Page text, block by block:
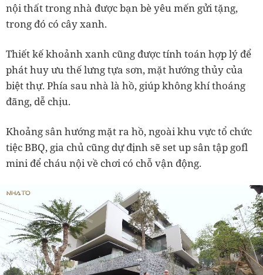
nội thất trong nhà được bạn bè yêu mến gửi tặng,
trong đó có cây xanh.
Thiết kế khoảnh xanh cũng được tính toán hợp lý để
phát huy ưu thế lưng tựa sơn, mặt hướng thủy của
biệt thự. Phía sau nhà là hồ, giúp không khí thoáng
đãng, dễ chịu.
Khoảng sân hướng mặt ra hồ, ngoài khu vực tổ chức
tiệc BBQ, gia chủ cũng dự định sẽ set up sân tập gofl
mini để cháu nội về chơi có chỗ vận động.